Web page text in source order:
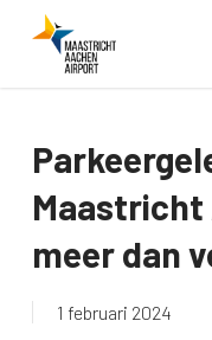
meer dan
1 februari 2024